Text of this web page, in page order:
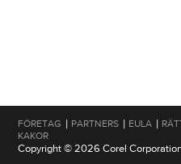
FÖRETAG | PARTNERS | EULA |
KAKOR
Copyright © 2026 Corel